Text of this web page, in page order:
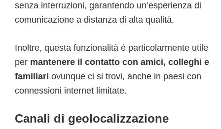
senza interruzioni, garantendo un’esperienza di
comunicazione a distanza di alta qualità.
Inoltre, questa funzionalità è particolarmente utile
per mantenere il contatto con amici, colleghi e
familiari ovunque ci si trovi, anche in paesi con
connessioni internet limitate.
Canali di geolocalizzazione